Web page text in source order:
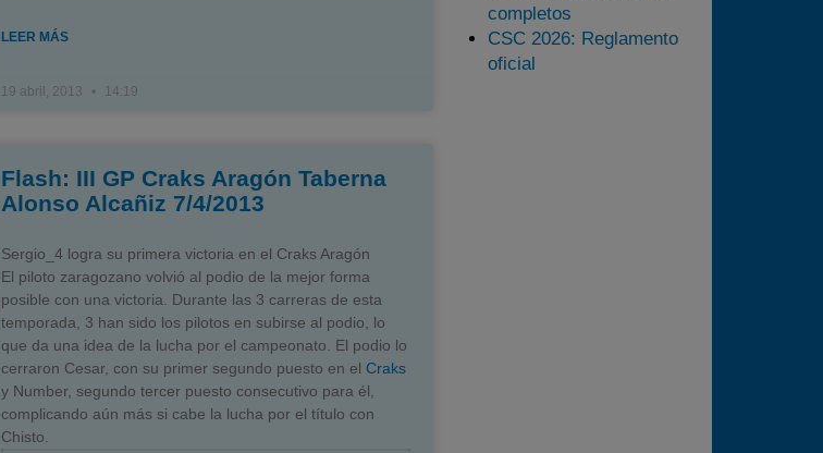
LEER MÁS
19 abril, 2013 14:19
Flash: III GP Craks Aragón Taberna
Alonso Alcañiz 7/4/2013
Sergio_4 logra su primera victoria en el Craks Aragón
El piloto zaragozano volvió al podio de la mejor forma
posible con una victoria. Durante las 3 carreras de esta
temporada, 3 han sido los pilotos en subirse al podio, lo
que da una idea de la lucha por el campeonato. El podio lo
cerraron Cesar, con su primer segundo puesto en el Craks
y Number, segundo tercer puesto consecutivo para él,
complicando aún más si cabe la lucha por el título con
Chisto.
completos
CSC 2026: Reglamento
oficial